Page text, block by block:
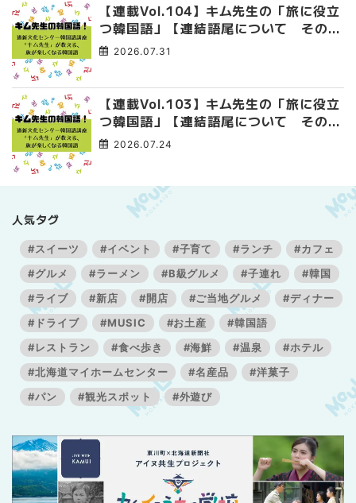
【連載Vol.104】キム先生の「旅に役立
つ韓国語」【連結語尾について その
4】2026.07.31
【連載Vol.103】キム先生の「旅に役立
つ韓国語」【連結語尾について その
3】2026.07.24
人気タグ
#スイーツ #イベント #子育て #ランチ
#カフェ
#グルメ
#ラーメン #B級グルメ #子連れ
#韓国
#ライブ
#新店 #開店 #ご当地グルメ
#ディナー
#ドライブ
#MUSIC #お土産
#韓国語
#レストラン
#食べ歩き #海鮮 #温泉
#ホテル
#北海道マイホームセンター
#名産品
#洋菓子
#パン
#観光スポット #外遊び